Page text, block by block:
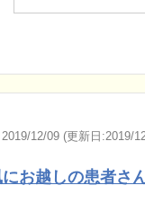
2019/12/09 (更新日:2019/
お越しの患者さ